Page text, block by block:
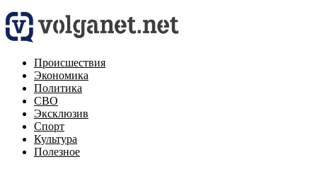
Происшествия
Экономика
Политика
СВО
Эксклюзив
Спорт
Культура
Полезное